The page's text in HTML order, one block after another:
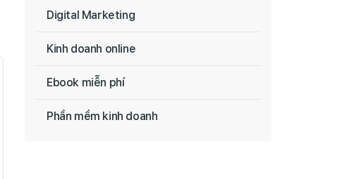
Digital Marketing
Kinh doanh online
Ebook miễn phí
Phần mềm kinh doanh